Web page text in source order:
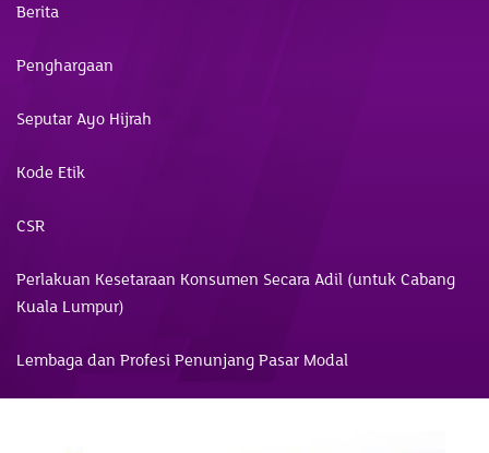
Berita
Penghargaan
Seputar Ayo Hijrah
Kode Etik
CSR
Perlakuan Kesetaraan Konsumen Secara Adil (untuk Cabang
Kuala Lumpur)
Lembaga dan Profesi Penunjang Pasar Modal